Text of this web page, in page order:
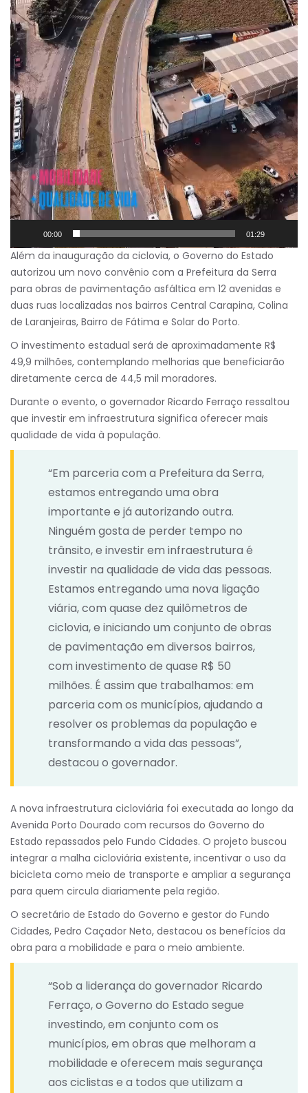
00:00 01:29
Além da inauguração da ciclovia, o Governo do Estado
autorizou um novo convênio com a Prefeitura da Serra
para obras de pavimentação asfáltica em 12 avenidas e
duas ruas localizadas nos bairros Central Carapina, Colina
de Laranjeiras, Bairro de Fátima e Solar do Porto.
O investimento estadual será de aproximadamente R$
49,9 milhões, contemplando melhorias que beneficiarão
diretamente cerca de 44,5 mil moradores.
Durante o evento, o governador Ricardo Ferraço ressaltou
que investir em infraestrutura significa oferecer mais
qualidade de vida à população.
“Em parceria com a Prefeitura da Serra,
estamos entregando uma obra
importante e já autorizando outra.
Ninguém gosta de perder tempo no
trânsito, e investir em infraestrutura é
investir na qualidade de vida das pessoas.
Estamos entregando uma nova ligação
viária, com quase dez quilômetros de
ciclovia, e iniciando um conjunto de obras
de pavimentação em diversos bairros,
com investimento de quase R$ 50
milhões. É assim que trabalhamos: em
parceria com os municípios, ajudando a
resolver os problemas da população e
transformando a vida das pessoas”,
destacou o governador.
A nova infraestrutura cicloviária foi executada ao longo da
Avenida Porto Dourado com recursos do Governo do
Estado repassados pelo Fundo Cidades. O projeto buscou
integrar a malha cicloviária existente, incentivar o uso da
bicicleta como meio de transporte e ampliar a segurança
para quem circula diariamente pela região.
O secretário de Estado do Governo e gestor do Fundo
Cidades, Pedro Caçador Neto, destacou os benefícios da
obra para a mobilidade e para o meio ambiente.
“Sob a liderança do governador Ricardo
Ferraço, o Governo do Estado segue
investindo, em conjunto com os
municípios, em obras que melhoram a
mobilidade e oferecem mais segurança
aos ciclistas e a todos que utilizam a